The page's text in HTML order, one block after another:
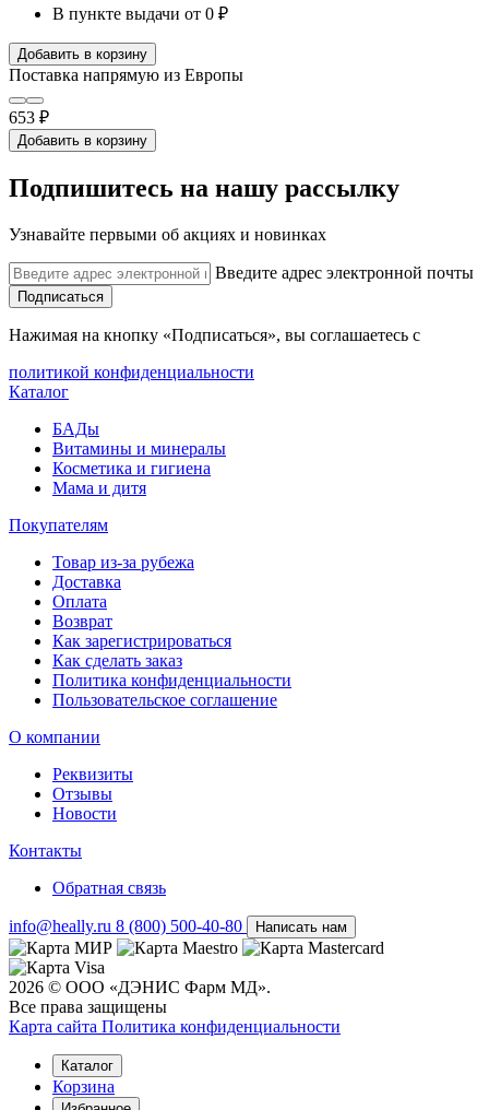
В пункте выдачи от 0 ₽
Добавить в корзину
Поставка напрямую из Европы
653 ₽
Добавить в корзину
Подпишитесь на нашу рассылку
Узнавайте первыми об акциях и новинках
Введите адрес электронной почты
Подписаться
Нажимая на кнопку «Подписаться», вы соглашаетесь с
политикой конфиденциальности
Каталог
БАДы
Витамины и минералы
Косметика и гигиена
Мама и дитя
Покупателям
Товар из-за рубежа
Доставка
Оплата
Возврат
Как зарегистрироваться
Как сделать заказ
Политика конфиденциальности
Пользовательское соглашение
О компании
Реквизиты
Отзывы
Новости
Контакты
Обратная связь
info@heally.ru 8 (800) 500-40-80 Написать нам
2026 © ООО «ДЭНИС Фарм МД».
Все права защищены
Карта сайта Политика конфиден­циальности
Каталог
Корзина